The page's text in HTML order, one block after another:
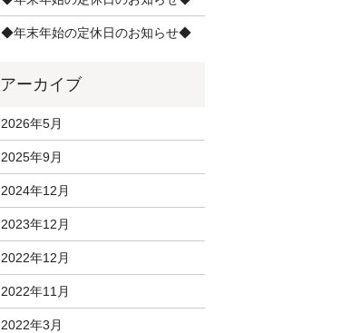
◆年末年始の定休日のお知らせ◆
2026年5月
2025年9月
2024年12月
2023年12月
2022年12月
2022年11月
2022年3月